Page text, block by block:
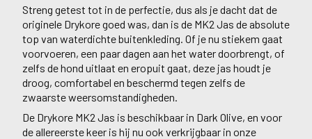
Streng getest tot in de perfectie, dus als je dacht dat de
originele Drykore goed was, dan is de MK2 Jas de absolute
top van waterdichte buitenkleding. Of je nu stiekem gaat
voorvoeren, een paar dagen aan het water doorbrengt, of
zelfs de hond uitlaat en eropuit gaat, deze jas houdt je
droog, comfortabel en beschermd tegen zelfs de
zwaarste weersomstandigheden.
De Drykore MK2 Jas is beschikbaar in Dark Olive, en voor
de allereerste keer is hij nu ook verkrijgbaar in onze